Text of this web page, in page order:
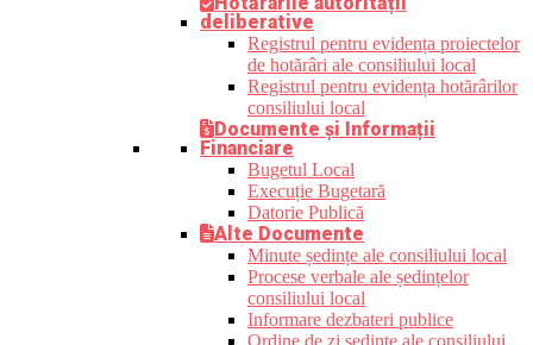
deliberative
Registrul pentru evidența proiectelor
de hotărâri ale consiliului local
Registrul pentru evidența hotărârilor
consiliului local
Documente și Informații
Financiare
Bugetul Local
Execuție Bugetară
Datorie Publică
Alte Documente
Minute ședințe ale consiliului local
Procese verbale ale ședințelor
consiliului local
Informare dezbateri publice
Ordine de zi ședințe ale consiliului